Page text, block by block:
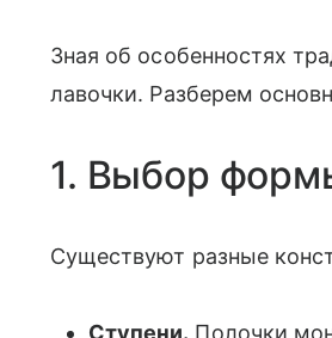
Зная об особенностях
лавочки. Разберем
1. Выбор
Существуют разные
Ступени. Полочки